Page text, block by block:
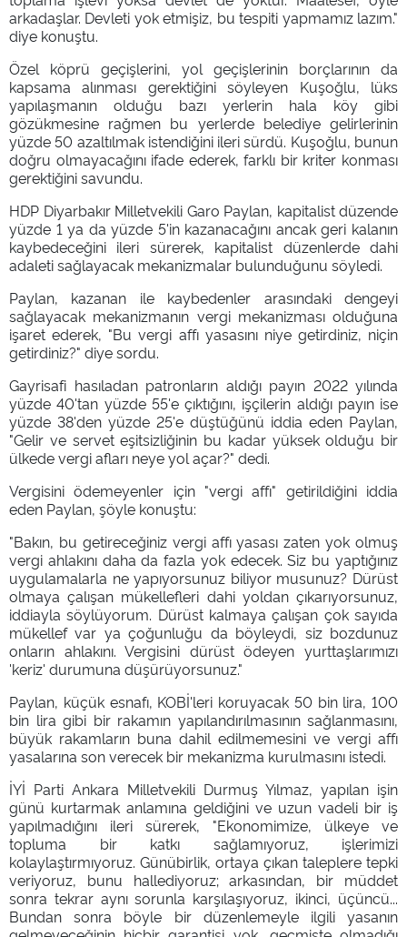
arkadaşlar. Devleti yok etmişiz, bu tespiti yapmamız lazım."
diye konuştu.
Özel köprü geçişlerini, yol geçişlerinin borçlarının da
kapsama alınması gerektiğini söyleyen Kuşoğlu, lüks
yapılaşmanın olduğu bazı yerlerin hala köy gibi
gözükmesine rağmen bu yerlerde belediye gelirlerinin
yüzde 50 azaltılmak istendiğini ileri sürdü. Kuşoğlu, bunun
doğru olmayacağını ifade ederek, farklı bir kriter konması
gerektiğini savundu.
HDP Diyarbakır Milletvekili Garo Paylan, kapitalist düzende
yüzde 1 ya da yüzde 5'in kazanacağını ancak geri kalanın
kaybedeceğini ileri sürerek, kapitalist düzenlerde dahi
adaleti sağlayacak mekanizmalar bulunduğunu söyledi.
Paylan, kazanan ile kaybedenler arasındaki dengeyi
sağlayacak mekanizmanın vergi mekanizması olduğuna
işaret ederek, "Bu vergi affı yasasını niye getirdiniz, niçin
getirdiniz?" diye sordu.
Gayrisafi hasıladan patronların aldığı payın 2022 yılında
yüzde 40'tan yüzde 55'e çıktığını, işçilerin aldığı payın ise
yüzde 38'den yüzde 25'e düştüğünü iddia eden Paylan,
"Gelir ve servet eşitsizliğinin bu kadar yüksek olduğu bir
ülkede vergi afları neye yol açar?" dedi.
Vergisini ödemeyenler için "vergi affı" getirildiğini iddia
eden Paylan, şöyle konuştu:
"Bakın, bu getireceğiniz vergi affı yasası zaten yok olmuş
vergi ahlakını daha da fazla yok edecek. Siz bu yaptığınız
uygulamalarla ne yapıyorsunuz biliyor musunuz? Dürüst
olmaya çalışan mükellefleri dahi yoldan çıkarıyorsunuz,
iddiayla söylüyorum. Dürüst kalmaya çalışan çok sayıda
mükellef var ya çoğunluğu da böyleydi, siz bozdunuz
onların ahlakını. Vergisini dürüst ödeyen yurttaşlarımızı
'keriz' durumuna düşürüyorsunuz."
Paylan, küçük esnafı, KOBİ'leri koruyacak 50 bin lira, 100
bin lira gibi bir rakamın yapılandırılmasının sağlanmasını,
büyük rakamların buna dahil edilmemesini ve vergi affı
yasalarına son verecek bir mekanizma kurulmasını istedi.
İYİ Parti Ankara Milletvekili Durmuş Yılmaz, yapılan işin
günü kurtarmak anlamına geldiğini ve uzun vadeli bir iş
yapılmadığını ileri sürerek, "Ekonomimize, ülkeye ve
topluma bir katkı sağlamıyoruz, işlerimizi
kolaylaştırmıyoruz. Günübirlik, ortaya çıkan taleplere tepki
veriyoruz, bunu hallediyoruz; arkasından, bir müddet
sonra tekrar aynı sorunla karşılaşıyoruz, ikinci, üçüncü...
Bundan sonra böyle bir düzenlemeyle ilgili yasanın